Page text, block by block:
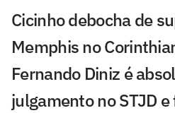
Cicinho debocha de
Memphis no
Fernando Diniz é
julgamento no STJD